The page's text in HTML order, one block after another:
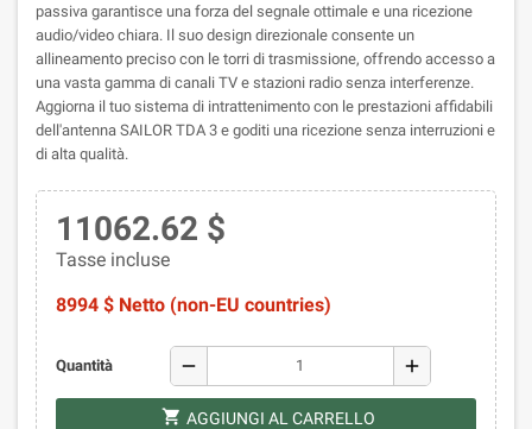
passiva garantisce una forza del segnale ottimale e una ricezione
audio/video chiara. Il suo design direzionale consente un
allineamento preciso con le torri di trasmissione, offrendo accesso a
una vasta gamma di canali TV e stazioni radio senza interferenze.
Aggiorna il tuo sistema di intrattenimento con le prestazioni affidabili
dell'antenna SAILOR TDA 3 e goditi una ricezione senza interruzioni e
di alta qualità.
11062.62 $
Tasse incluse
8994 $ Netto (non-EU countries)
Quantità remove add
shopping_cart AGGIUNGI AL CARRELLO